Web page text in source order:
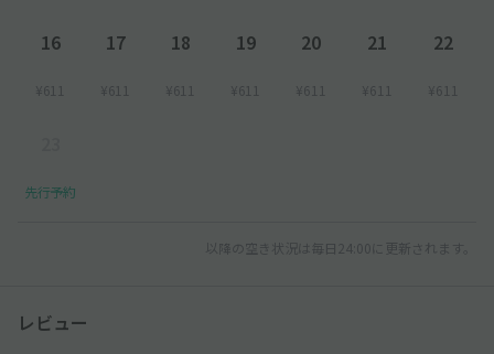
16
¥611
17
¥611
18
¥611
19
¥611
20
¥611
21
¥611
22
¥611
先行予約
以降の空き状況は毎日24:00に更新されます。
レビュー